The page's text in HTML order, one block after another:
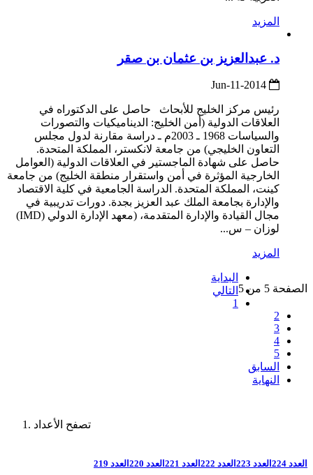
المزيد
د. عبدالعزيز بن عثمان بن صقر
رئيس مركز الخليج للأبحاث حاصل على الدكتوراه في
العلاقات الدولية (أمن الخليج: الديناميكيات والتصورات
والسياسات 1968 ـ 2003م ـ دراسة مقارنة لدول مجلس
التعاون الخليجي) من جامعة لانكستر، المملكة المتحدة.
حاصل على شهادة الماجستير في العلاقات الدولية (العوامل
الخارجية المؤثرة في أمن واستقرار منطقة الخليج) من جامعة
كينت، المملكة المتحدة. الدراسة الجامعية في كلية الاقتصاد
والإدارة بجامعة الملك عبد العزيز بجدة. دورات تدريبية في
مجال القيادة والإدارة المتقدمة، (معهد الإدارة الدولي (IMD)
لوزان – س...
المزيد
الصفحة 5 من 5
البداية
التالي
1
2
3
4
5
السابق
النهاية
تصفح الأعداد
العدد 224 العدد 223 العدد 222 العدد 221 العدد 220 العدد 219